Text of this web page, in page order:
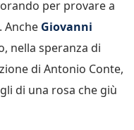
per provare a
Anche Giovanni
nella speranza di
di Antonio Conte,
di una rosa che giù